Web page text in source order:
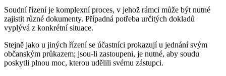
Soudní řízení je komplexní proces, v jehož rámci může být nutné
zajistit různé dokumenty. Případná potřeba určitých dokladů
vyplývá z konkrétní situace.
Stejně jako u jiných řízení se účastníci prokazují u jednání svým
občanským průkazem; jsou-li zastoupeni, je nutné, aby soudu
poskytli plnou moc, kterou udělili svému zástupci.